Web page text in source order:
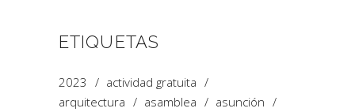
ETIQUETAS
2023
actividad gratuita
arquitectura
asamblea
asunción